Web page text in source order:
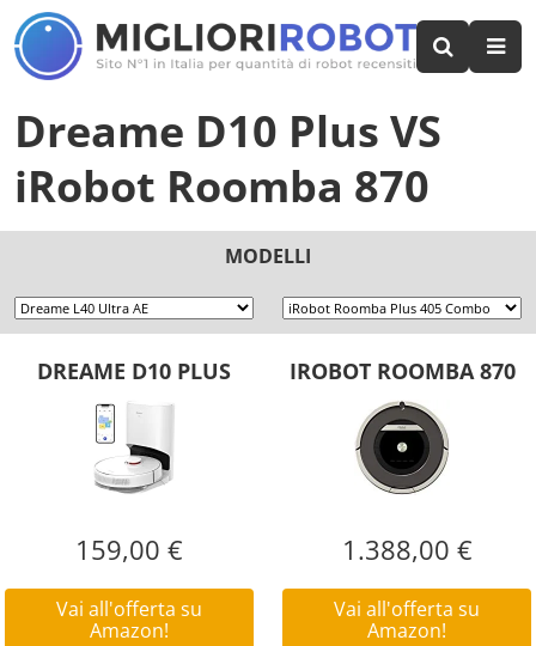
Dreame D10 Plus VS
iRobot Roomba 870
MODELLI
DREAME D10 PLUS IROBOT ROOMBA 870
159,00 €
Vai all'offerta su
Amazon!
1.388,00 €
Vai all'offerta su
Amazon!